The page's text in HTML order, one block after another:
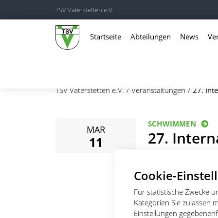
Cookie-
Für statistische Zwecke
Kategorien Sie zulassen
Einstellungen
TSV Vaterstetten e.V.
Startseite Abteilungen News
TSV Vaterstetten e.V.
Veranstaltungen 27.
MAR
11
SCHWIMMEN
27.
LG 1
Datum:11.03.2023